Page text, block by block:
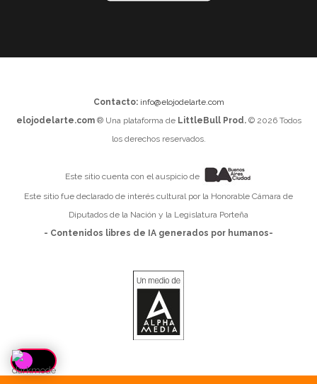
Contacto: info@elojodelarte.com
elojodelarte.com® Una plataforma de LittleBull Prod.© 2026 Todos
los derechos reservados.
Este sitio cuenta con el auspicio de
Este sitio fue declarado de interés cultural por la Honorable Cámara de
Diputados de la Nación y la Legislatura Porteña
- Contenidos libres de IA generados por humanos-